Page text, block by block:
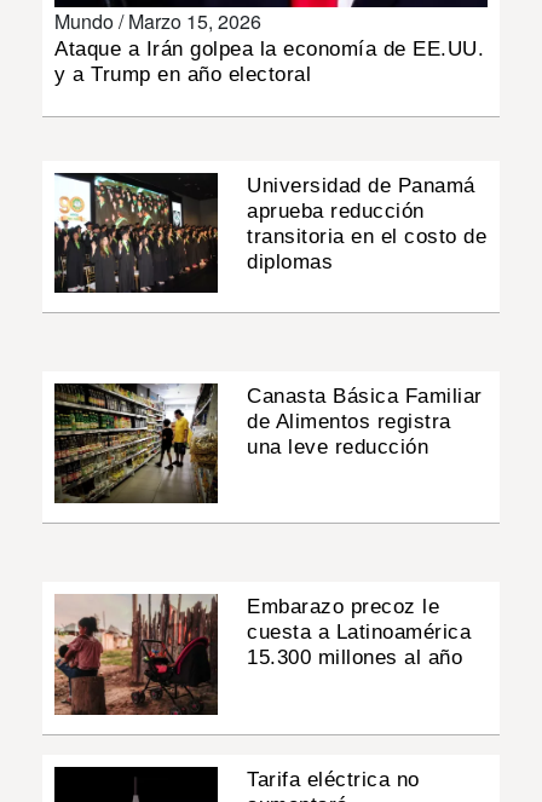
Mundo /Marzo 15, 2026
Ataque a Irán golpea la economía de EE.UU.
y a Trump en año electoral
Universidad de Panamá
aprueba reducción
transitoria en el costo de
diplomas
Canasta Básica Familiar
de Alimentos registra
una leve reducción
Embarazo precoz le
cuesta a Latinoamérica
15.300 millones al año
Tarifa eléctrica no